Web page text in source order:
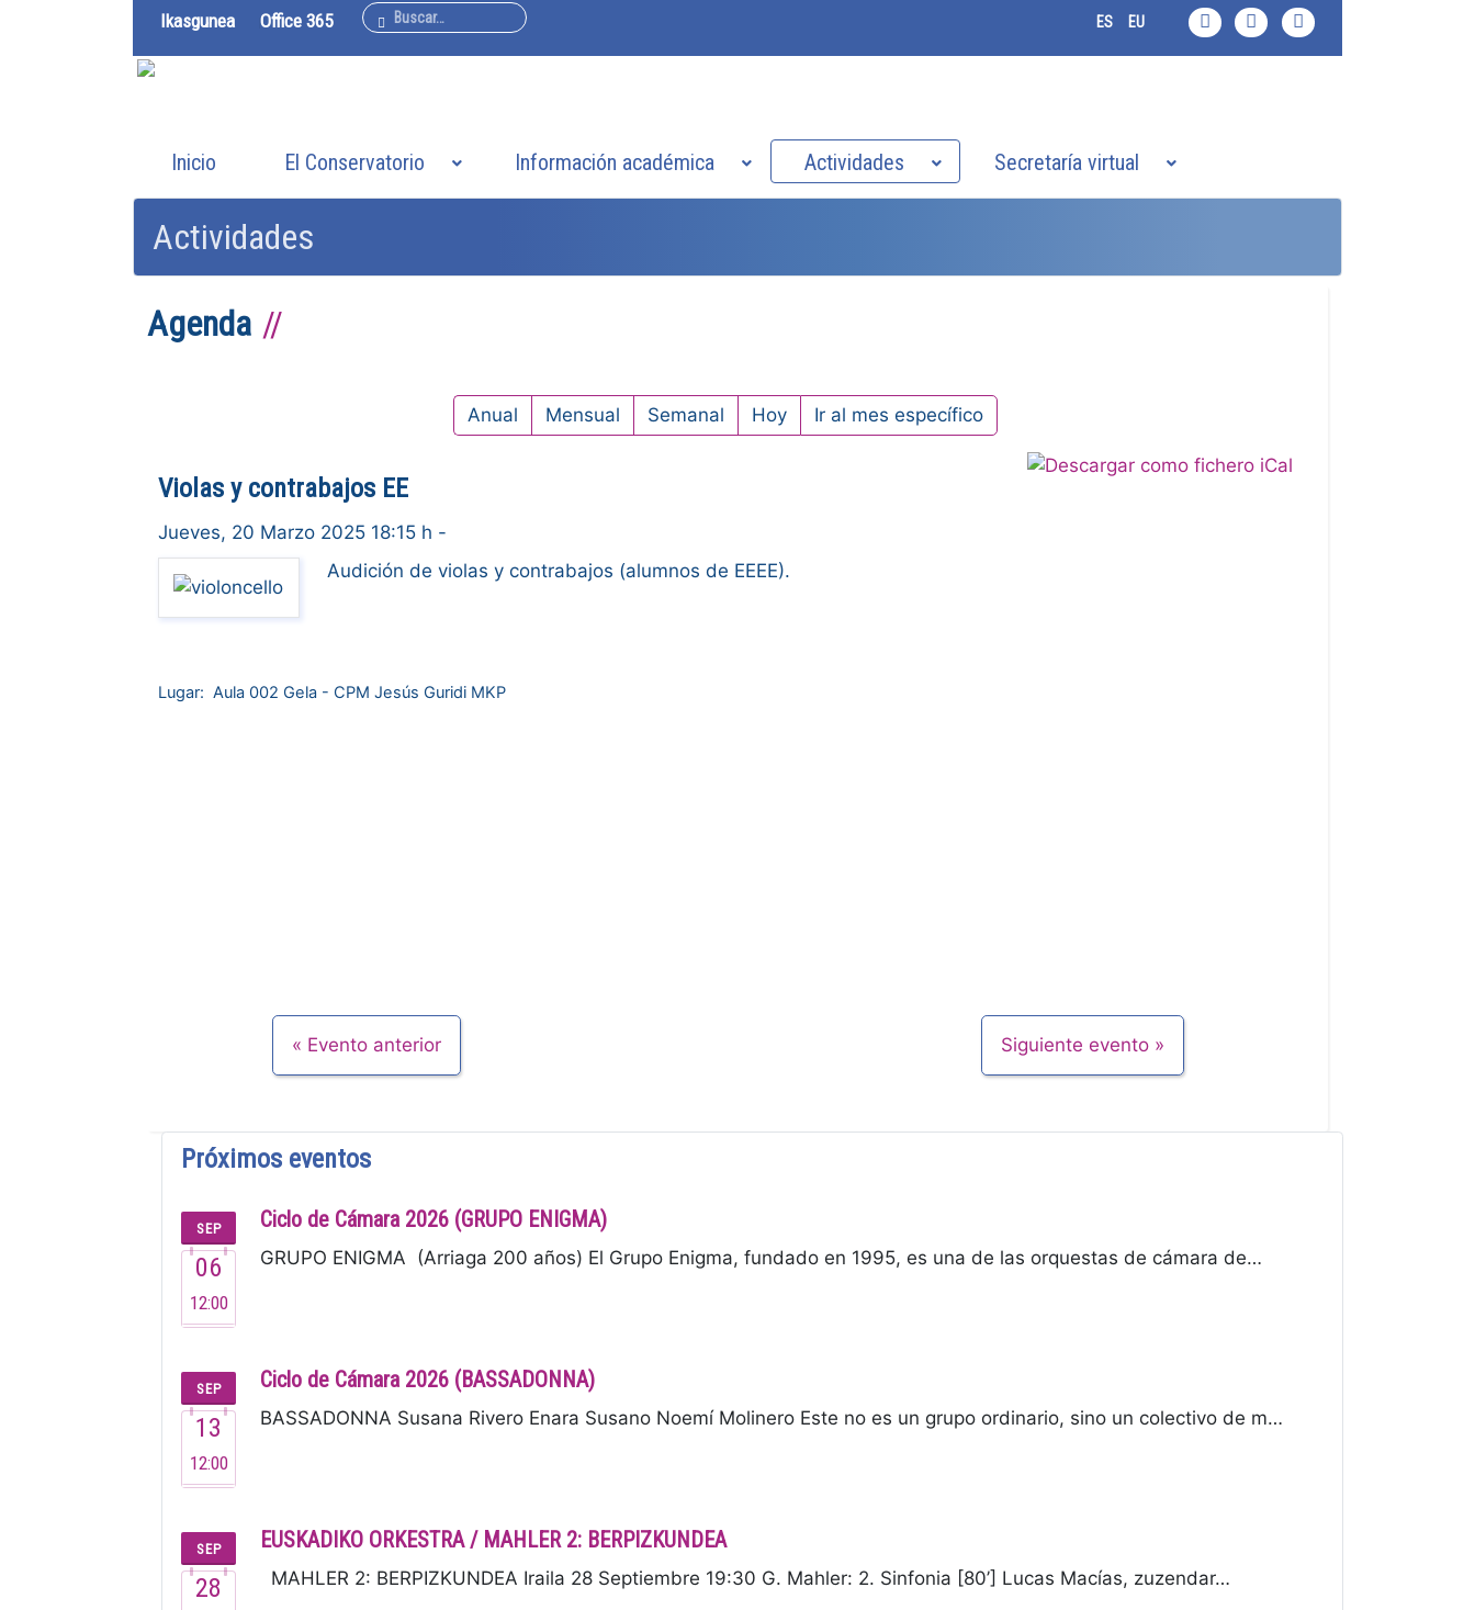
Ikasgunea Office 365 Buscar ES EU
Inicio El Conservatorio Información académica Actividades Secretaría virtual
Actividades
Agenda
Anual Mensual Semanal Hoy Ir al mes específico
Violas y contrabajos EE
Jueves, 20 Marzo 2025 18:15 h -
Audición de violas y contrabajos (alumnos de EEEE).
Lugar: Aula 002 Gela - CPM Jesús Guridi MKP
Evento anterior Siguiente evento
Próximos eventos
SEP
06
12:00
Ciclo de Cámara 2026 (GRUPO ENIGMA)
GRUPO ENIGMA (Arriaga 200 años) El Grupo Enigma, fundado en 1995, es una de las orquestas de cámara de…
SEP
13
12:00
Ciclo de Cámara 2026 (BASSADONNA)
BASSADONNA Susana Rivero Enara Susano Noemí Molinero Este no es un grupo ordinario, sino un colectivo de m…
SEP
28
EUSKADIKO ORKESTRA / MAHLER 2: BERPIZKUNDEA
MAHLER 2: BERPIZKUNDEA Iraila 28 Septiembre 19:30 G. Mahler: 2. Sinfonia [80’] Lucas Macías, zuzendar…